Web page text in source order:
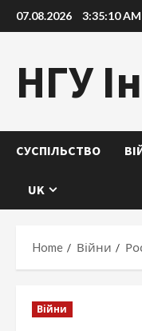
Skip
to
07.08.2026 3:35:11 AM
НГУ
СУСПІЛЬСТВО
UK
Home Війни
Війни